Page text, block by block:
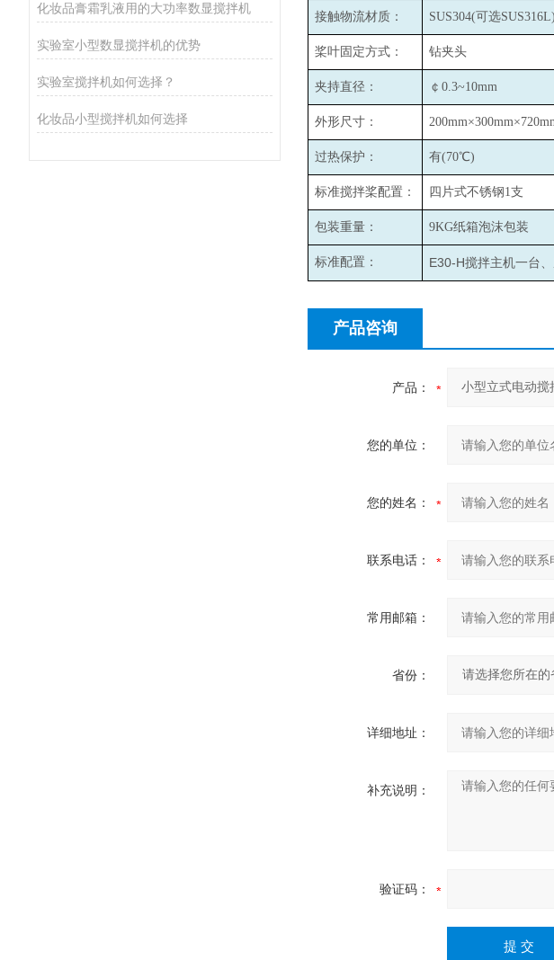
化妆品膏霜乳液用的大功率数显搅拌机
实验室小型数显搅拌机的优势
实验室搅拌机如何选择？
化妆品小型搅拌机如何选择
接触物流材质： SUS304(可选SUS316L)
桨叶固定方式： 钻夹头
夹持直径： ￠0.3~10mm
外形尺寸：
过热保护： 有(70℃)
标准搅拌桨配置： 四片式不锈钢1支
包装重量： 9KG纸箱泡沫包装
标准配置： E30-H搅拌主机一台
产品咨询
产品：
您的单位：
您的姓名：
联系电话：
常用邮箱：
省份：
详细地址：
补充说明：
验证码：